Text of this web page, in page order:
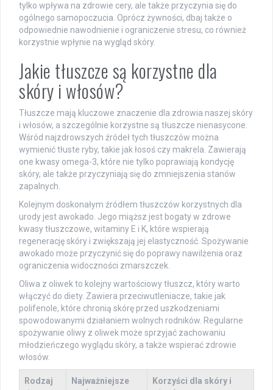
tylko wpływa na zdrowie cery, ale także przyczynia się do
ogólnego samopoczucia. Oprócz żywności, dbaj także o
odpowiednie nawodnienie i ograniczenie stresu, co również
korzystnie wpłynie na wygląd skóry.
Jakie tłuszcze są korzystne dla
skóry i włosów?
Tłuszcze mają kluczowe znaczenie dla zdrowia naszej skóry
i włosów, a szczególnie korzystne są tłuszcze nienasycone.
Wśród najzdrowszych źródeł tych tłuszczów można
wymienić tłuste ryby, takie jak łosoś czy makrela. Zawierają
one kwasy omega-3, które nie tylko poprawiają kondycję
skóry, ale także przyczyniają się do zmniejszenia stanów
zapalnych.
Kolejnym doskonałym źródłem tłuszczów korzystnych dla
urody jest awokado. Jego miąższ jest bogaty w zdrowe
kwasy tłuszczowe, witaminy E i K, które wspierają
regenerację skóry i zwiększają jej elastyczność. Spożywanie
awokado może przyczynić się do poprawy nawilżenia oraz
ograniczenia widoczności zmarszczek.
Oliwa z oliwek to kolejny wartościowy tłuszcz, który warto
włączyć do diety. Zawiera przeciwutleniacze, takie jak
polifenole, które chronią skórę przed uszkodzeniami
spowodowanymi działaniem wolnych rodników. Regularne
spożywanie oliwy z oliwek może sprzyjać zachowaniu
młodzieńczego wyglądu skóry, a także wspierać zdrowie
włosów.
Rodzaj
Najważniejsze
Korzyści dla skóry i